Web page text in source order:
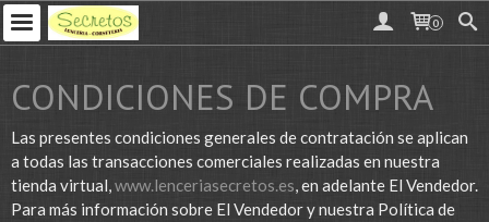
0
CONDICIONES DE COMPRA
Las presentes condiciones generales de contratación se aplican
a todas las transacciones comerciales realizadas en nuestra
tienda virtual,www.lenceriasecretos.es, en adelante El Vendedor.
Para más información sobre El Vendedor y nuestra Política de